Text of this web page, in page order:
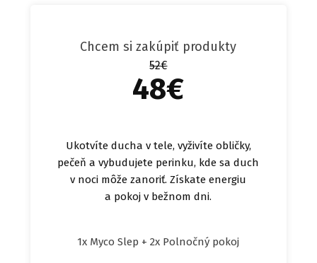
Chcem si zakúpiť produkty
52€
48€
Ukotvíte ducha v tele, vyživíte obličky,
pečeň a vybudujete perinku, kde sa duch
v noci môže zanoriť. Získate energiu
a pokoj v bežnom dni.
1x Myco Slep + 2x Polnočný pokoj